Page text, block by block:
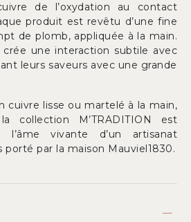
de l’oxydation au contact
produit est revêtu d’une fine
de plomb, appliquée à la main.
une interaction subtile avec
leurs saveurs avec une grande
cuivre lisse ou martelé à la main,
collection M’TRADITION est
vivante d’un artisanat
porté par la maison Mauviel1830.